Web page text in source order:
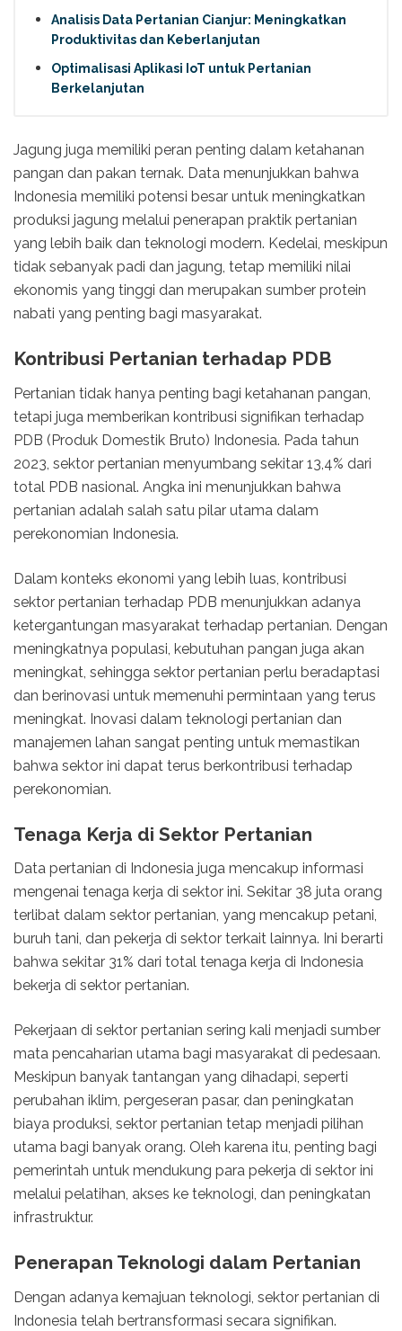
Analisis Data Pertanian Cianjur: Meningkatkan
Produktivitas dan Keberlanjutan
Optimalisasi Aplikasi IoT untuk Pertanian
Berkelanjutan
Jagung juga memiliki peran penting dalam ketahanan
pangan dan pakan ternak. Data menunjukkan bahwa
Indonesia memiliki potensi besar untuk meningkatkan
produksi jagung melalui penerapan praktik pertanian
yang lebih baik dan teknologi modern. Kedelai, meskipun
tidak sebanyak padi dan jagung, tetap memiliki nilai
ekonomis yang tinggi dan merupakan sumber protein
nabati yang penting bagi masyarakat.
Kontribusi Pertanian terhadap PDB
Pertanian tidak hanya penting bagi ketahanan pangan,
tetapi juga memberikan kontribusi signifikan terhadap
PDB (Produk Domestik Bruto) Indonesia. Pada tahun
2023, sektor pertanian menyumbang sekitar 13,4% dari
total PDB nasional. Angka ini menunjukkan bahwa
pertanian adalah salah satu pilar utama dalam
perekonomian Indonesia.
Dalam konteks ekonomi yang lebih luas, kontribusi
sektor pertanian terhadap PDB menunjukkan adanya
ketergantungan masyarakat terhadap pertanian. Dengan
meningkatnya populasi, kebutuhan pangan juga akan
meningkat, sehingga sektor pertanian perlu beradaptasi
dan berinovasi untuk memenuhi permintaan yang terus
meningkat. Inovasi dalam teknologi pertanian dan
manajemen lahan sangat penting untuk memastikan
bahwa sektor ini dapat terus berkontribusi terhadap
perekonomian.
Tenaga Kerja di Sektor Pertanian
Data pertanian di Indonesia juga mencakup informasi
mengenai tenaga kerja di sektor ini. Sekitar 38 juta orang
terlibat dalam sektor pertanian, yang mencakup petani,
buruh tani, dan pekerja di sektor terkait lainnya. Ini berarti
bahwa sekitar 31% dari total tenaga kerja di Indonesia
bekerja di sektor pertanian.
Pekerjaan di sektor pertanian sering kali menjadi sumber
mata pencaharian utama bagi masyarakat di pedesaan.
Meskipun banyak tantangan yang dihadapi, seperti
perubahan iklim, pergeseran pasar, dan peningkatan
biaya produksi, sektor pertanian tetap menjadi pilihan
utama bagi banyak orang. Oleh karena itu, penting bagi
pemerintah untuk mendukung para pekerja di sektor ini
melalui pelatihan, akses ke teknologi, dan peningkatan
infrastruktur.
Penerapan Teknologi dalam Pertanian
Dengan adanya kemajuan teknologi, sektor pertanian di
Indonesia telah bertransformasi secara signifikan.